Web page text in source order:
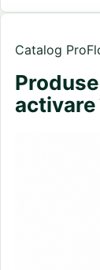
Catalog
activare